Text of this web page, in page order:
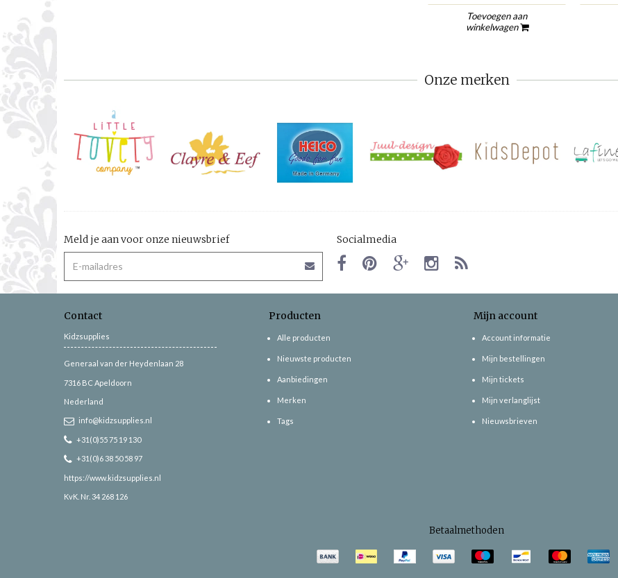
Toevoegen aan
winkelwagen
Onze merken
Meld je aan voor onze nieuwsbrief Socialmedia
Contact
Kidzsupplies
Generaal van der Heydenlaan 28
7316 BC Apeldoorn
Nederland
info@kidzsupplies.nl
+31(0)55 75 19 130
+31(0)6 38 50 58 97
https://www.kidzsupplies.nl
KvK. Nr. 34 268 126
Producten
Alle producten
Nieuwste producten
Aanbiedingen
Merken
Tags
Mijn account
Account informatie
Mijn bestellingen
Mijn tickets
Mijn verlanglijst
Nieuwsbrieven
Betaalmethoden